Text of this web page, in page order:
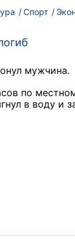
Спорт
мужчина.
по
в воду и